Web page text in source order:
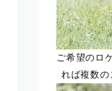
ご希望のロ
れば複数の